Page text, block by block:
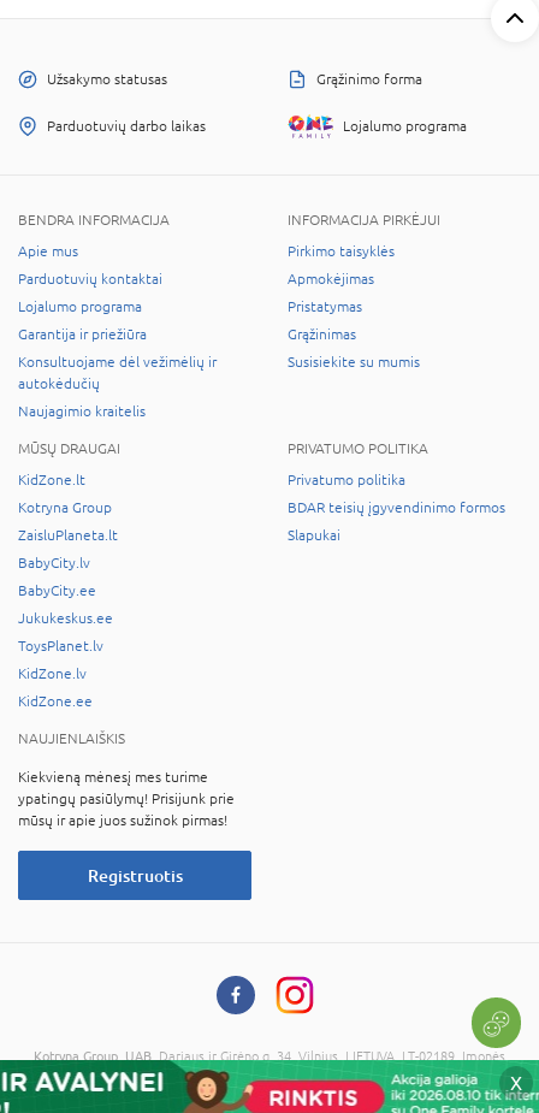
X
Užsakymo statusas Grąžinimo forma
Parduotuvių darbo laikas Lojalumo programa
BENDRA INFORMACIJA
Apie mus
Parduotuvių kontaktai
Lojalumo programa
Garantija ir priežiūra
Konsultuojame dėl vežimėlių ir
autokėdučių
Naujagimio kraitelis
INFORMACIJA PIRKĖJUI
Pirkimo taisyklės
Apmokėjimas
Pristatymas
Grąžinimas
Susisiekite su mumis
MŪSŲ DRAUGAI
KidZone.lt
Kotryna Group
ZaisluPlaneta.lt
BabyCity.lv
BabyCity.ee
Jukukeskus.ee
ToysPlanet.lv
KidZone.lv
KidZone.ee
PRIVATUMO POLITIKA
Privatumo politika
BDAR teisių įgyvendinimo formos
Slapukai
NAUJIENLAIŠKIS
Kiekvieną mėnesį mes turime
ypatingų pasiūlymų! Prisijunk prie
mūsų ir apie juos sužinok pirmas!
Registruotis
Kotryna Group, UAB , Dariaus ir Girėno g. 34, Vilnius, LIETUVA, LT-02189, Įmonės
kodas: 121673734, PVM kodas: LT216737314